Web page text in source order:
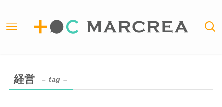
経営 – tag –